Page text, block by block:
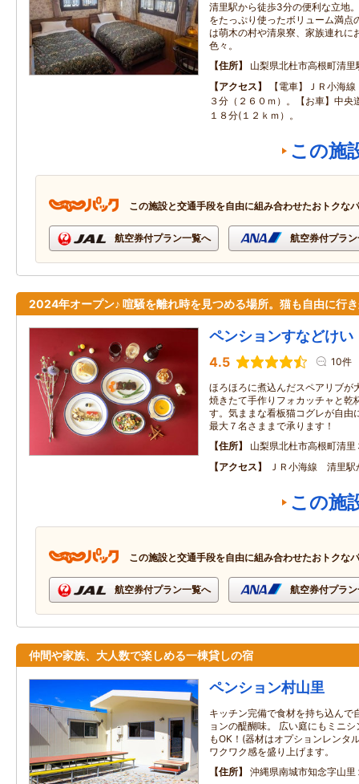
清里駅から徒歩3分の便利な立地
をたっぷり使ったボリューム満点
は萌木の村や清泉寮、家族連れに
色々。
住所
山梨県北杜市高根町清
アクセス
【電車】ＪＲ小海
３分（２６０ｍ）。【お車】中央
１８分(１２ｋｍ）。
この施
この施設と交通手段を自由に組み合わせたおトクな
航空券付プラン一覧へ 航空券付プラ
2024年オープン♪ 喧騒を離れ時を見つめる場所。猫も自由に行
ペンションすなどけい
4.5 10件
ほろほろに煮込んだスペアリブが
焼きたて手作りフォカッチャと乾
す。気ままな看板猫コグレが自由
最大７名さままで承ります！
住所
山梨県北杜市高根町清
アクセス
ＪＲ小海線 清里駅
この施
この施設と交通手段を自由に組み合わせたおトクな
航空券付プラン一覧へ 航空券付プラ
仲間や家族、大人数で楽しめる一棟貸しの宿
ペンション村山里
キッチン完備で食材を持ち込んで
ョンの醍醐味。 広い庭にもミニ
もOK！(器材はオプションレンタ
ワクワク感を盛り上げます。
住所
沖縄県南城市知念字山里